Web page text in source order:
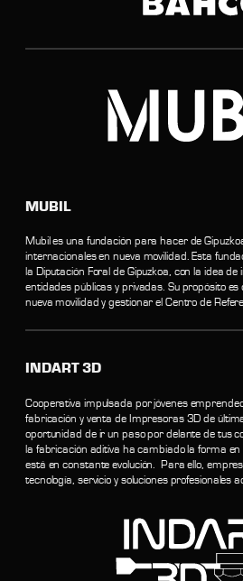
MUBIL
Mubil es una fundación para hacer de
internacionales en nueva movilidad. Esta
la Diputación Foral de Gipuzkoa, con la idea
entidades públicas y privadas. Su propósito
nueva movilidad y gestionar el Centro de
INDART 3D
Cooperativa impulsada por jóvenes
fabricación y venta de Impresoras 3D de
oportunidad de ir un paso por delante de tus
la fabricación aditiva ha cambiado la forma
está en constante evolución. Para ello,
tecnología, servicio y soluciones profesionales